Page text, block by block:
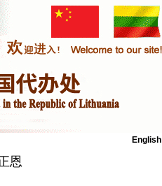
English
恩